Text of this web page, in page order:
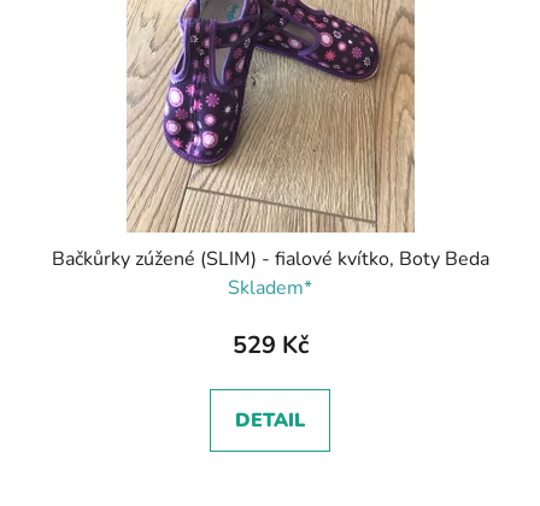
Bačkůrky zúžené (SLIM) - fialové kvítko, Boty Beda
Skladem*
529 Kč
DETAIL